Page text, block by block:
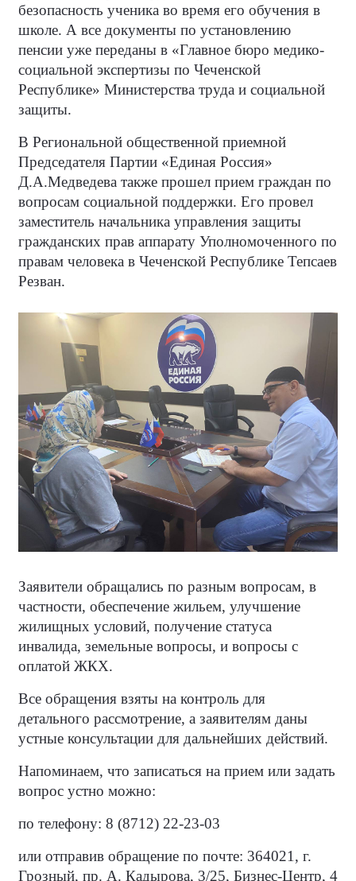
безопасность ученика во время его обучения в
школе. А все документы по установлению
пенсии уже переданы в «Главное бюро медико-
социальной экспертизы по Чеченской
Республике» Министерства труда и социальной
защиты.
В Региональной общественной приемной
Председателя Партии «Единая Россия»
Д.А.Медведева также прошел прием граждан по
вопросам социальной поддержки. Его провел
заместитель начальника управления защиты
гражданских прав аппарату Уполномоченного по
правам человека в Чеченской Республике Тепсаев
Резван.
Заявители обращались по разным вопросам, в
частности, обеспечение жильем, улучшение
жилищных условий, получение статуса
инвалида, земельные вопросы, и вопросы с
оплатой ЖКХ.
Все обращения взяты на контроль для
детального рассмотрение, а заявителям даны
устные консультации для дальнейших действий.
Напоминаем, что записаться на прием или задать
вопрос устно можно:
по телефону: 8 (8712) 22-23-03
или отправив обращение по почте: 364021, г.
Грозный, пр. А. Кадырова, 3/25, Бизнес-Центр, 4